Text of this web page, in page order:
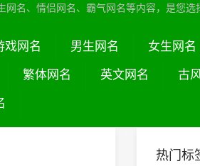
名、情侣网名、霸气网名等内容，是您选
戏网名 男生网名 女生网名
繁体网名 英文网名 古
热门标